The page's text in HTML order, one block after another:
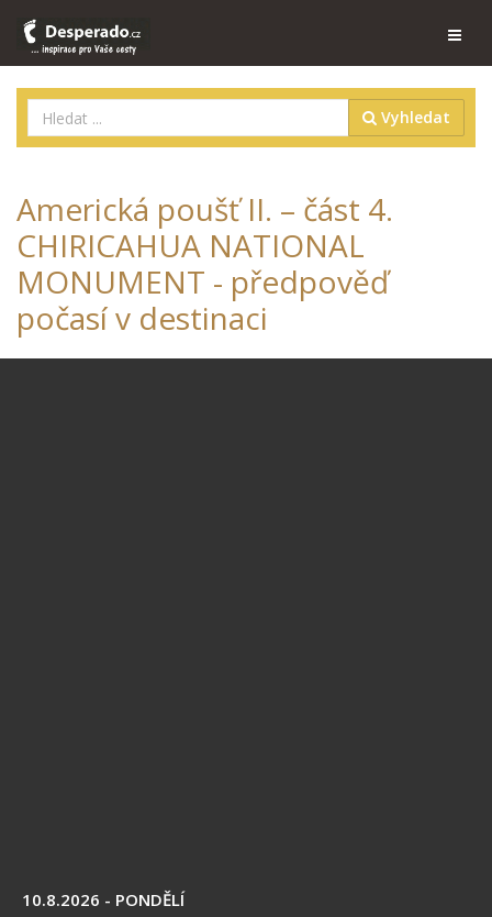
Vyhledat
Americká poušť II. – část 4.
CHIRICAHUA NATIONAL
MONUMENT - předpověď
počasí v destinaci
10.8.2026 - PONDĚLÍ